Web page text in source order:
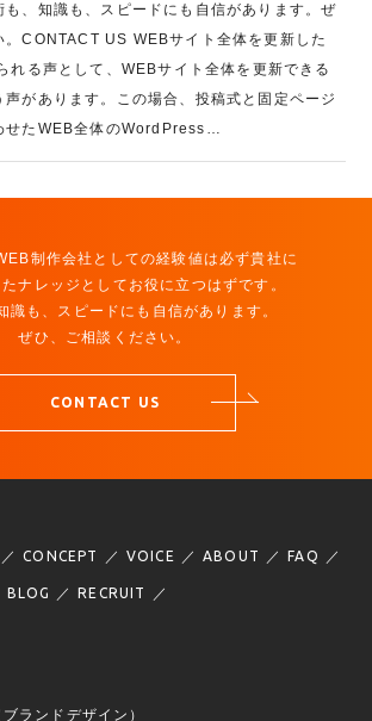
も、知識も、スピードにも自信があります。ぜ
。CONTACT US WEBサイト全体を更新した
れる声として、WEBサイト全体を更新できる
声があります。この場合、投稿式と固定ページ
せたWEB全体のWordPress…
制作会社としての経験値は必ず貴社に
ナレッジとしてお役に立つはずです。
識も、スピードにも自信があります。
ぜひ、ご相談ください。
CONTACT US
CONCEPT VOICE ABOUT FAQ
BLOG RECRUIT
ランドデザイン）